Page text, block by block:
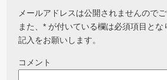
メールアドレスは公開されませんのでご
また、* が付いている欄は必須項目とな
記入をお願いします。
コメント